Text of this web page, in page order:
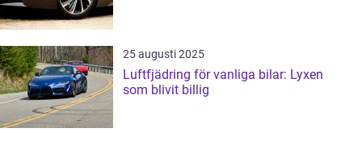
25 augusti 2025
Luftfjädring för vanliga bilar: Lyxen
som blivit billig